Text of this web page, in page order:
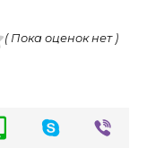
( Пока оценок нет )